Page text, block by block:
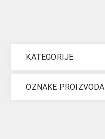
KATEGORIJE
OZNAKE PROIZVODA